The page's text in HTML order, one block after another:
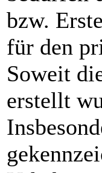
bzw.
für den
Soweit
erstellt